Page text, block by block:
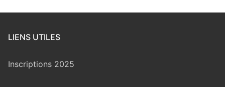
LIENS UTILES
Inscriptions 2025